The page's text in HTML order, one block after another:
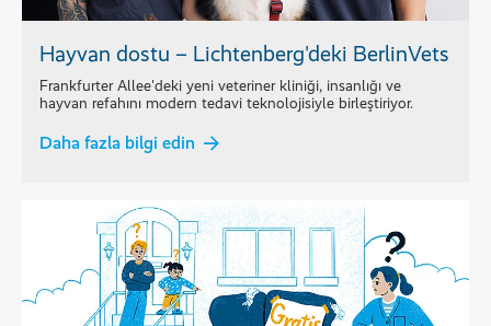
Hayvan dostu – Lichtenberg'deki BerlinVets
Frankfurter Allee'deki yeni veteriner kliniği, insanlığı ve
hayvan refahını modern tedavi teknolojisiyle birleştiriyor.
Daha fazla bilgi edin